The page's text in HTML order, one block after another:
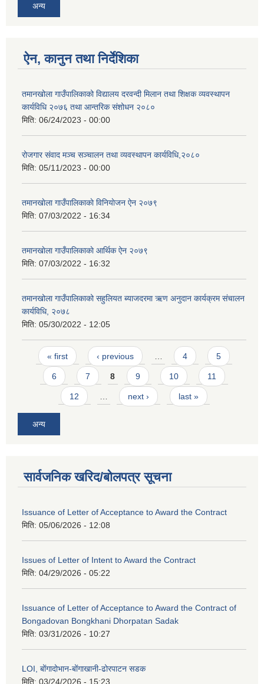
अन्य
ऐन, कानुन तथा निर्देशिका
तमानखोला गाउँपालिकाको विद्यालय दरवन्दी मिलान तथा शिक्षक व्यवस्थापन
कार्यविधि २०७६ तथा आन्तरिक संशोधन २०८०
मिति: 06/24/2023 - 00:00
रोजगार संवाद मञ्च सञ्चालन तथा व्यवस्थापन कार्यविधि,२०८०
मिति: 05/11/2023 - 00:00
तमानखाेला गाउँपालिकाकाे विनियाेजन ऐन २०७९
मिति: 07/03/2022 - 16:34
तमानखाेला गाउँपालिकाकाे आर्थिक ऐन २०७९
मिति: 07/03/2022 - 16:32
तमानखोला गाउँपालिकाको सहुलियत ब्याजदरमा ऋण अनुदान कार्यक्रम संचालन
कार्यविधि, २०७८
मिति: 05/30/2022 - 12:05
Pages
« first ‹ previous … 4 5
6 7 8 9 10 11
12 … next › last »
अन्य
सार्वजनिक खरिद/बोलपत्र सूचना
Issuance of Letter of Acceptance to Award the Contract
मिति: 05/06/2026 - 12:08
Issues of Letter of Intent to Award the Contract
मिति: 04/29/2026 - 05:22
Issuance of Letter of Acceptance to Award the Contract of
Bongadovan Bongkhani Dhorpatan Sadak
मिति: 03/31/2026 - 10:27
LOI, बोंगादोभान-बोंगाखानी-ढोरपाटन सडक
मिति: 03/24/2026 - 15:23